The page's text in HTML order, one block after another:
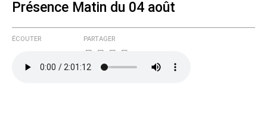
Présence Matin du 04 août
ÉCOUTER PARTAGER